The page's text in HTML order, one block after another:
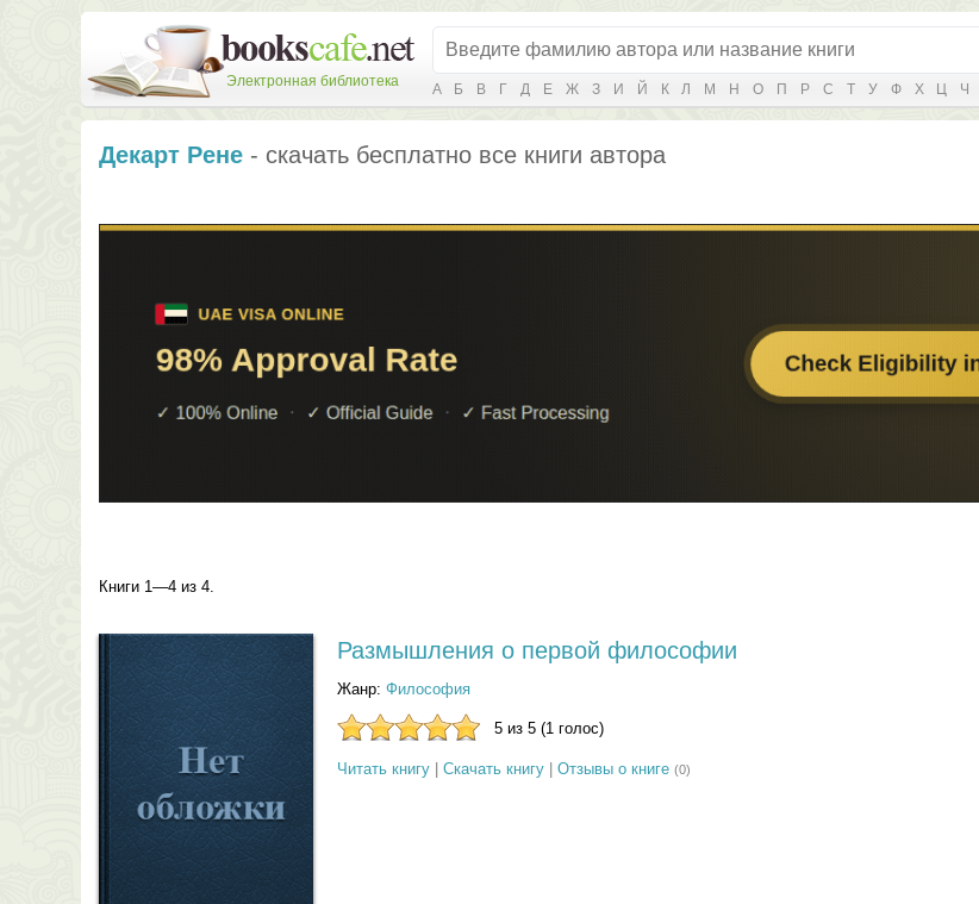
Электронная библиотека А Б В Г Д Е Ж З И Й К Л М Н О П Р С Т У Ф Х Ц Ч
Декарт Рене- скачать бесплатно все книги автора
Книги 1—4 из 4.
Размышления о первой философии
Жанр: Философия
5 из 5 (1 голос)
Читать книгу| Скачать книгу| Отзывы о книге (0)